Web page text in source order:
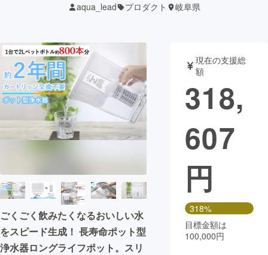
テクノロジー・ガジェット
映像・映画 書籍・雑誌
ビジネス・起業 チャレンジ
CAMPFIRE for Social Good
CAMPFIRE Creation
CAMPFIREふるさと納税machi-ya コミュニティ
aqua_lead プロダクト 岐阜県
ごくごく飲みたくなるおいしい水
をスピード生成！ 長寿命ポット型
浄水器ロングライフポット。スリ
現在の支援総
額
318,
607
円
318%
目標金額は
100,000円